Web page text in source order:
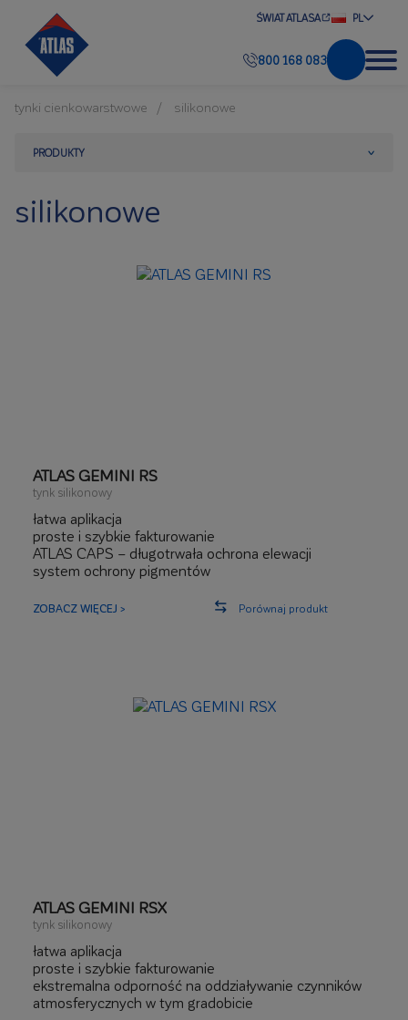
ŚWIAT ATLASA PL
800 168 083
tynki cienkowarstwowe silikonowe
PRODUKTY
silikonowe
ATLAS GEMINI RS
tynk silikonowy
łatwa aplikacja
proste i szybkie fakturowanie
ATLAS CAPS – długotrwała ochrona elewacji
system ochrony pigmentów
ZOBACZ WIĘCEJ > Porównaj produkt
ATLAS GEMINI RSX
tynk silikonowy
łatwa aplikacja
proste i szybkie fakturowanie
ekstremalna odporność na oddziaływanie czynników
atmosferycznych w tym gradobicie